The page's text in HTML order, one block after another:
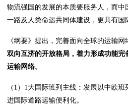
物流强国的发展的本质要服务人，而
一路及人类命运共同体建设，更具有国
《纲要》提出，完善面向全球的运输网
双向互济的开放格局，着力形成功能
运输网络。
（1）1大国际班列主线：发展以中欧
进国际道路运输便利化。